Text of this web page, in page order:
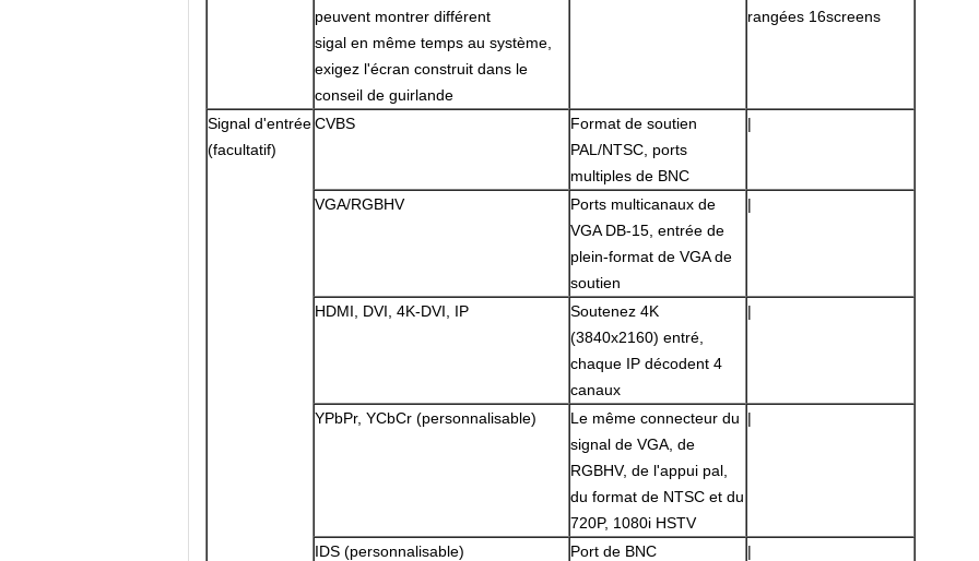
Laisser un message
Nous vous rappellerons bientôt!
peuvent montrer différent
sigal en même temps au système,
exigez l'écran construit dans le
conseil de guirlande
rangées 16screens
Signal d'entrée
(facultatif)
CVBS
Format de soutien
PAL/NTSC, ports
multiples de BNC
|
VGA/RGBHV
Ports multicanaux de
VGA DB-15, entrée de
plein-format de VGA de
soutien
|
HDMI, DVI, 4K-DVI, IP
Soutenez 4K
(3840x2160) entré,
chaque IP décodent 4
canaux
|
YPbPr, YCbCr (personnalisable)
Le même connecteur du
signal de VGA, de
RGBHV, de l'appui pal,
du format de NTSC et du
720P, 1080i HSTV
|
IDS (personnalisable) Port de BNC
|